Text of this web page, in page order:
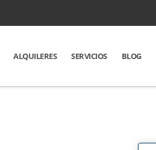
ALQUILERES SERVICIOS BLOG